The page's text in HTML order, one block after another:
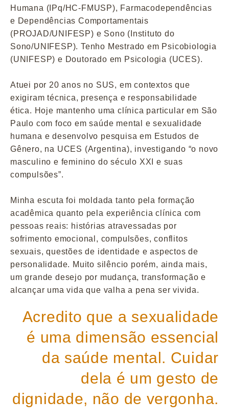
Humana (IPq/HC-FMUSP), Farmacodependências
e Dependências Comportamentais
(PROJAD/UNIFESP) e Sono (Instituto do
Sono/UNIFESP). Tenho Mestrado em Psicobiologia
(UNIFESP) e Doutorado em Psicologia (UCES).
Atuei por 20 anos no SUS, em contextos que
exigiram técnica, presença e responsabilidade
ética. Hoje mantenho uma clínica particular em São
Paulo com foco em saúde mental e sexualidade
humana e desenvolvo pesquisa em Estudos de
Gênero, na UCES (Argentina), investigando “o novo
masculino e feminino do século XXI e suas
compulsões”.
Minha escuta foi moldada tanto pela formação
acadêmica quanto pela experiência clínica com
pessoas reais: histórias atravessadas por
sofrimento emocional, compulsões, conflitos
sexuais, questões de identidade e aspectos de
personalidade. Muito silêncio porém, ainda mais,
um grande desejo por mudança, transformação e
alcançar uma vida que valha a pena ser vivida.
Acredito que a sexualidade
é uma dimensão essencial
da saúde mental. Cuidar
dela é um gesto de
dignidade, não de vergonha.